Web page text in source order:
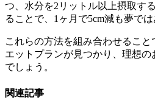
つ、水分を2リットル以上摂取す
ることで、 1ヶ月で5cm減も夢で
これらの方法を組み合わせるこ
エットプランが見つかり、理想
でしょう。
関連記事